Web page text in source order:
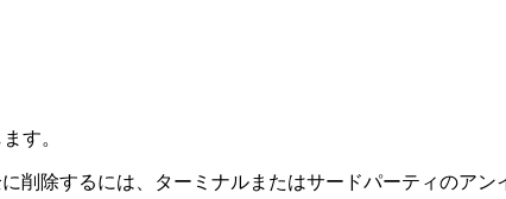
す。
削除するには、ターミナルまたはサードパーティのア